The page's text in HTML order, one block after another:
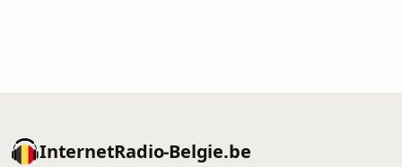
InternetRadio-Belgie.be